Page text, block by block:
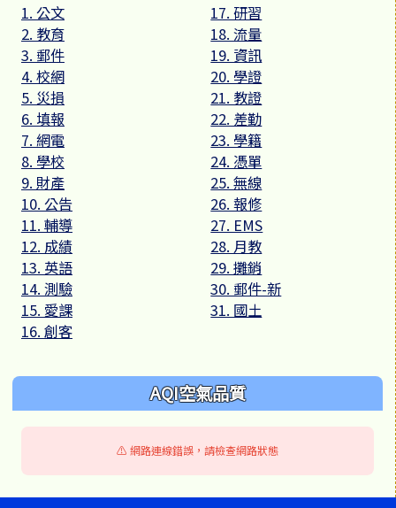
1. 公文
2. 教育
3. 郵件
4. 校網
5. 災損
6. 填報
7. 網電
8. 學校
9. 財產
10. 公告
11. 輔導
12. 成績
13. 英語
14. 測驗
15. 愛課
16. 創客
17. 研習
18. 流量
19. 資訊
20. 學證
21. 教證
22. 差勤
23. 學籍
24. 憑單
25. 無線
26. 報修
27. EMS
28. 月教
29. 攤銷
30. 郵件-新
31. 國土
AQI空氣品質
⚠️ 網路連線錯誤，請檢查網路狀態